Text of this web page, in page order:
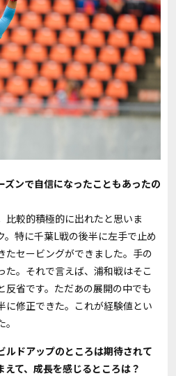
ンで自信になったこともあったの
比較的積極的に出れたと思いま
特に千葉L戦の後半に左手で止め
たセービングができました。手の
た。それで言えば、浦和戦はそこ
反省です。ただあの展開の中でも
に修正できた。これが経験値とい
ルドアップのところは期待されて
て、成長を感じるところは？